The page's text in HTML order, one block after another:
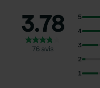
3.78
76 avis
5
4
3
2
1